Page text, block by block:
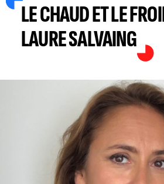
LE CHAUD ET LE
LAURE SALVAING
AGRANDIR L'IMAGE